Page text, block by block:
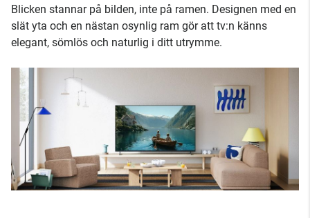
Blicken stannar på bilden, inte på ramen. Designen med en
slät yta och en nästan osynlig ram gör att tv:n känns
elegant, sömlös och naturlig i ditt utrymme.